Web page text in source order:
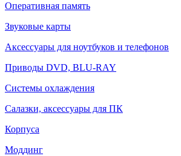
Оперативная память
Звуковые карты
Аксессуары для ноутбуков и телефонов
Приводы DVD, BLU-RAY
Системы охлаждения
Салазки, аксессуары для ПК
Корпуса
Моддинг